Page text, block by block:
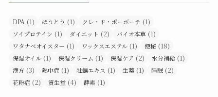
DPA (1) ほうとう (1) クレ・ド・ポーボーテ (1)
ソイプロテイン (1) ダイエット (2) バイオ本草 (1)
ワタナベオイスター (1) ワックスエステル (1) 便秘 (18)
保湿オイル (1) 保湿クリーム (1) 保湿ケア (2) 水分補給 (1)
漢方 (3) 熱中症 (1) 牡蠣エキス (1) 生薬 (1) 睡眠 (2)
花粉症 (2) 資生堂 (4) 酵素 (1)